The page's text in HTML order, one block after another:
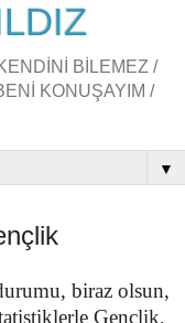
BİLEMEZ /
KONUŞAYIM /
▼
biraz olsun,
Gençlik,